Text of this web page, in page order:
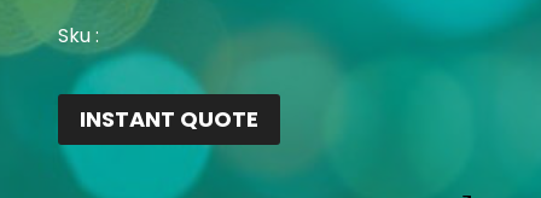
Sku :
INSTANT QUOTE